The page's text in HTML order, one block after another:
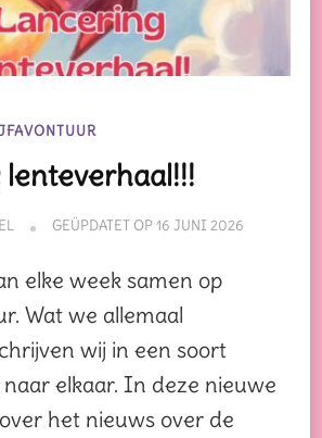
GEÜPDATET OP16 JUNI 2026
elke week samen op
Wat we allemaal
wij in een soort
elkaar. In deze nieuwe
het nieuws over de